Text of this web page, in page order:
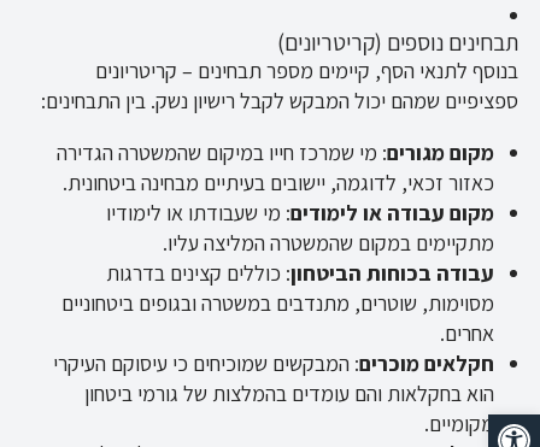
תבחינים נוספים (קריטריונים)
בנוסף לתנאי הסף, קיימים מספר תבחינים – קריטריונים
ספציפיים שמהם יכול המבקש לקבל רישיון נשק. בין התבחינים:
מקום מגורים: מי שמרכז חייו במיקום שהמשטרה הגדירה
כאזור זכאי, לדוגמה, יישובים בעיתיים מבחינה ביטחונית.
מקום עבודה או לימודים: מי שעבודתו או לימודיו
מתקיימים במקום שהמשטרה המליצה עליו.
עבודה בכוחות הביטחון: כוללים קצינים בדרגות
מסוימות, שוטרים, מתנדבים במשטרה ובגופים ביטחוניים
אחרים.
חקלאים מוכרים: המבקשים שמוכיחים כי עיסוקם העיקרי
הוא בחקלאות והם עומדים בהמלצות של גורמי ביטחון
מקומיים.
פתח סרגל נגישות